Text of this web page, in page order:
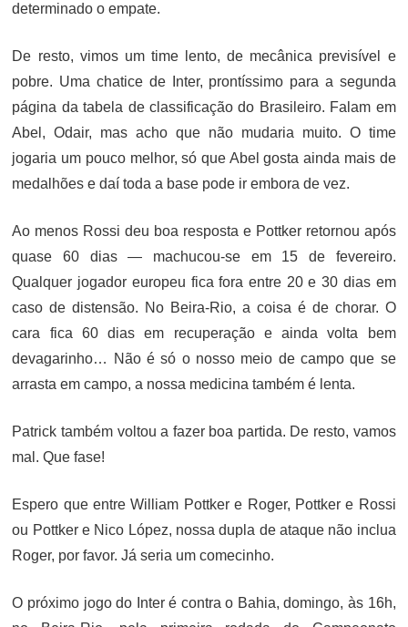
determinado o empate.
De resto, vimos um time lento, de mecânica previsível e
pobre. Uma chatice de Inter, prontíssimo para a segunda
página da tabela de classificação do Brasileiro. Falam em
Abel, Odair, mas acho que não mudaria muito. O time
jogaria um pouco melhor, só que Abel gosta ainda mais de
medalhões e daí toda a base pode ir embora de vez.
Ao menos Rossi deu boa resposta e Pottker retornou após
quase 60 dias — machucou-se em 15 de fevereiro.
Qualquer jogador europeu fica fora entre 20 e 30 dias em
caso de distensão. No Beira-Rio, a coisa é de chorar. O
cara fica 60 dias em recuperação e ainda volta bem
devagarinho… Não é só o nosso meio de campo que se
arrasta em campo, a nossa medicina também é lenta.
Patrick também voltou a fazer boa partida. De resto, vamos
mal. Que fase!
Espero que entre William Pottker e Roger, Pottker e Rossi
ou Pottker e Nico López, nossa dupla de ataque não inclua
Roger, por favor. Já seria um comecinho.
O próximo jogo do Inter é contra o Bahia, domingo, às 16h,